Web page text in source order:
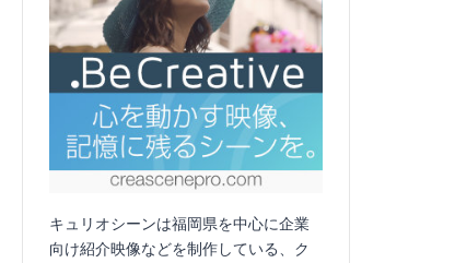
キュリオシーンは福岡県を中心に企業
向け紹介映像などを制作している、ク